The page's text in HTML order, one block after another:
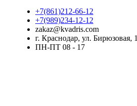
+7(861)212-66-12
+7(989)234-12-12
zakaz@kvadris.com
г. Краснодар, ул. Бирюзовая, 1
ПН-ПТ 08 - 17